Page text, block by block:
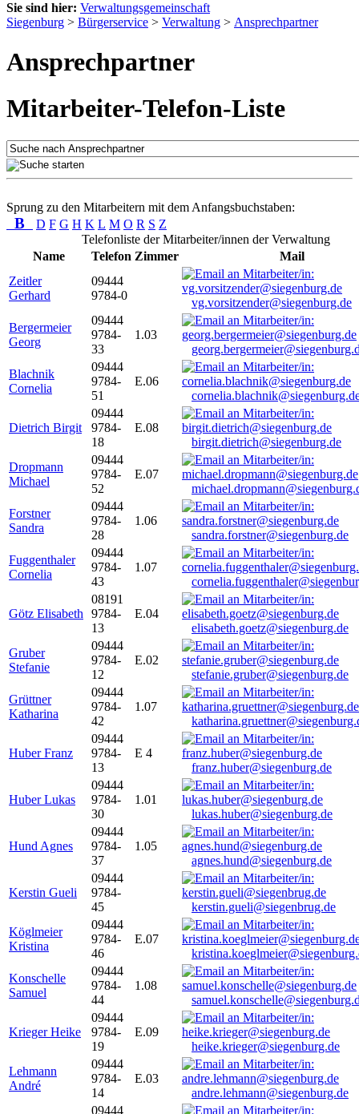
Sie sind hier: Verwaltungsgemeinschaft
Siegenburg > Bürgerservice > Verwaltung > Ansprechpartner
Ansprechpartner
Mitarbeiter-Telefon-Liste
Sprung zu den Mitarbeitern mit dem Anfangsbuchstaben:
B D F G H K L M O R S Z
Telefonliste der Mitarbeiter/innen der Verwaltung
Name
Telefon Zimmer
Mail
Zeitler
Gerhard
09444
9784-0
vg.vorsitzender@siegenburg.de
Bergermeier
Georg
09444
9784-
33
1.03
Blachnik
Cornelia
09444
9784-
51
E.06
Dietrich Birgit
09444
9784-
18
E.08
birgit.dietrich@siegenburg.de
Dropmann
Michael
09444
9784-
52
E.07
Forstner
Sandra
09444
9784-
28
1.06
sandra.forstner@siegenburg.de
Fuggenthaler
Cornelia
09444
9784-
43
1.07
Götz Elisabeth
08191
9784-
13
E.04
elisabeth.goetz@siegenburg.de
Gruber
Stefanie
09444
9784-
12
E.02
stefanie.gruber@siegenburg.de
Grüttner
Katharina
09444
9784-
42
1.07
Huber Franz
09444
9784-
13
E 4
franz.huber@siegenburg.de
Huber Lukas
09444
9784-
30
1.01
lukas.huber@siegenburg.de
Hund Agnes
09444
9784-
37
1.05
agnes.hund@siegenburg.de
Kerstin Gueli
09444
9784-
45
kerstin.gueli@siegenbrug.de
Köglmeier
Kristina
09444
9784-
46
E.07
Konschelle
Samuel
09444
9784-
44
1.08
Krieger Heike
09444
9784-
19
E.09
heike.krieger@siegenburg.de
Lehmann
André
09444
9784-
14
E.03
andre.lehmann@siegenburg.de
09444